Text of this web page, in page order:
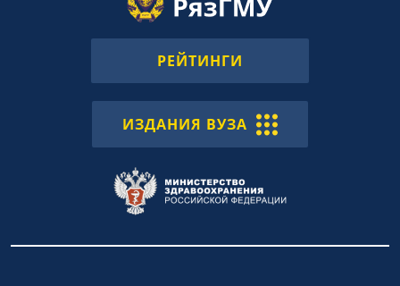
РЕЙТИНГИ
ИЗДАНИЯ ВУЗА